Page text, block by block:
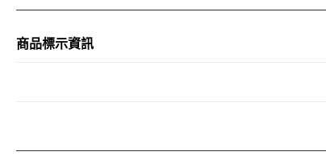
商品標示資訊